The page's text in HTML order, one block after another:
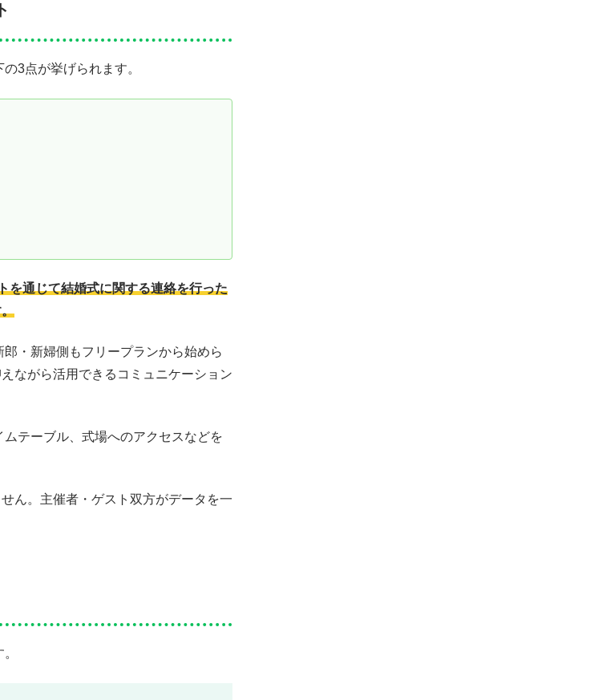
3点が挙げられます。
を通じて結婚式に関する連絡を行った
・新婦側もフリープランから始めら
ながら活用できるコミュニケーション
テーブル、式場へのアクセスなどを
ん。主催者・ゲスト双方がデータを一